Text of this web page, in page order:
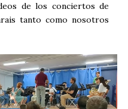
de los conciertos de
tanto como nosotros